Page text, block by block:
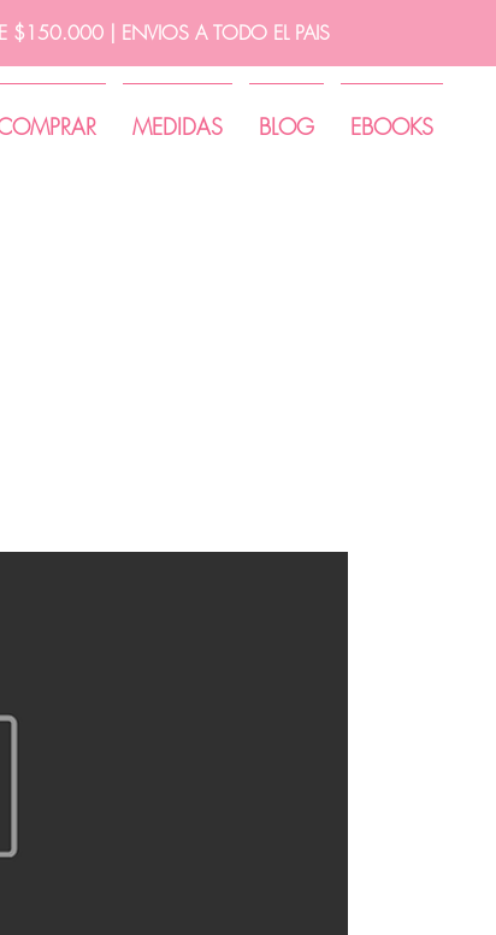
$150.000 | ENVIOS A TODO EL PAIS
MEDIDAS BLOG EBOOKS